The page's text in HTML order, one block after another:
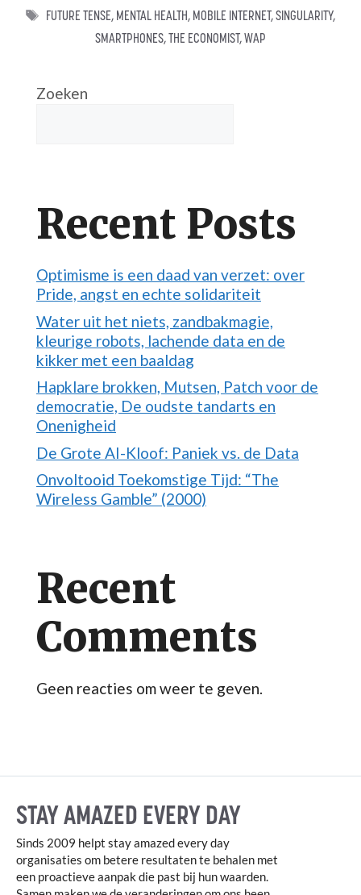
TAGS
FUTURE TENSE, MENTAL HEALTH, MOBILE INTERNET,SINGULARITY,
SMARTPHONES, THE ECONOMIST,WAP
Zoeken
Recent Posts
Optimisme is een daad van verzet: over
Pride, angst en echte solidariteit
Water uit het niets, zandbakmagie,
kleurige robots, lachende data en de
kikker met een baaldag
Hapklare brokken, Mutsen, Patch voor de
democratie, De oudste tandarts en
Onenigheid
De Grote AI-Kloof: Paniek vs. de Data
Onvoltooid Toekomstige Tijd: “The
Wireless Gamble” (2000)
Recent
Comments
Geen reacties om weer te geven.
STAY AMAZED EVERY DAY
Sinds 2009 helpt stay amazed every day
organisaties om betere resultaten te behalen met
een proactieve aanpak die past bij hun waarden.